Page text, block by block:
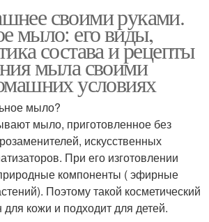
своими руками.
мыло: его виды,
состава и рецепты
мыла своими
условиях
мыло?
мыло, приготовленное без
искусственных
При его изготовлении
компоненты ( эфирные
Поэтому такой косметический
для кожи и подходит для детей.